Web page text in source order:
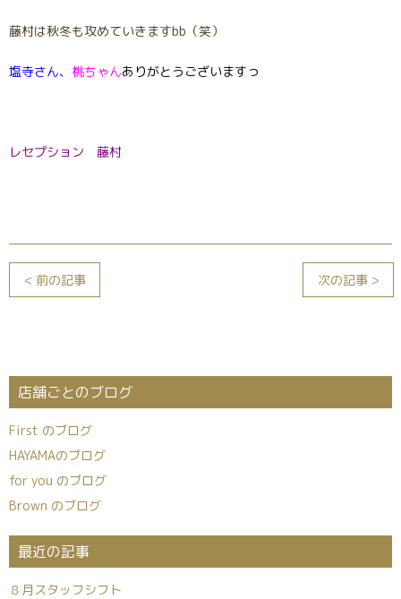
藤村は秋冬も攻めていきますbb（笑）
塩寺さん、 桃ちゃんありがとうございますっ
レセプション 藤村
< 前の記事 次の記事 >
店舗ごとのブログ
First のブログ
HAYAMAのブログ
for you のブログ
Brown のブログ
最近の記事
８月スタッフシフト